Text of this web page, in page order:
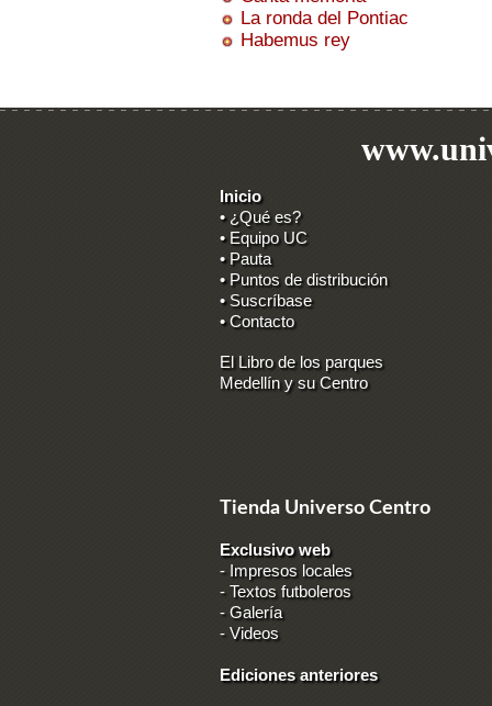
La ronda del Pontiac
Habemus rey
Inicio
• ¿Qué es?
• Equipo UC
• Pauta
• Puntos de distribución
• Suscríbase
• Contacto
El Libro de los parques
Medellín y su Centro
Tienda Universo Centro
Exclusivo web
- Impresos locales
- Textos futboleros
-Galería
-Videos
Ediciones anteriores